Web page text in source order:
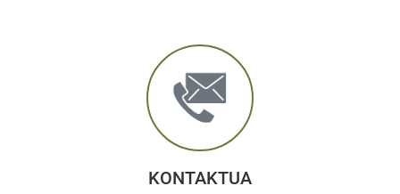
KONTAKTUA